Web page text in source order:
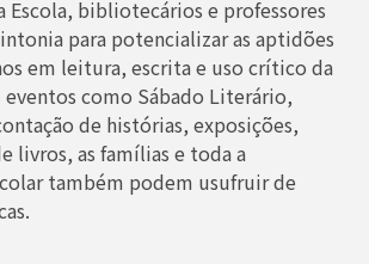
Escola, bibliotecários e professores
para potencializar as aptidões
em leitura, escrita e uso crítico da
eventos como Sábado Literário,
de histórias, exposições,
livros, as famílias e toda a
também podem usufruir de